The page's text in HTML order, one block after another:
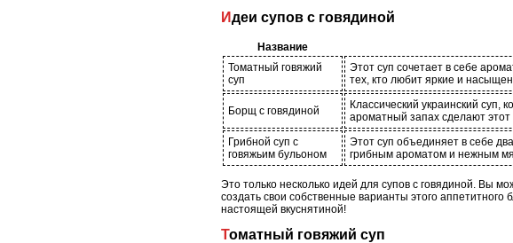
Идеи супов с говядиной
Название
Томатный говяжий
суп
Этот суп сочетает в себе
тех, кто любит яркие и
Борщ с говядиной
Классический украинский суп,
ароматный запах сделают
Грибной суп с
говяжьим бульоном
Этот суп объединяет в себе
грибным ароматом и нежным
Это только несколько идей для супов с говядиной. Вы
создать свои собственные варианты этого
настоящей вкуснятиной!
Томатный говяжий суп